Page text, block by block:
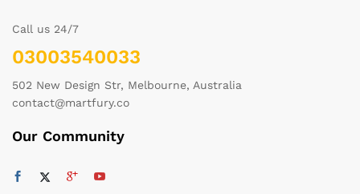
Call us 24/7
03003540033
502 New Design Str, Melbourne, Australia
contact@martfury.co
Our Community